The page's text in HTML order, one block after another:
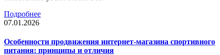
Подробнее
07.01.2026
Особенности продвижения интернет-магазина спортивного
питания: принципы и отличия